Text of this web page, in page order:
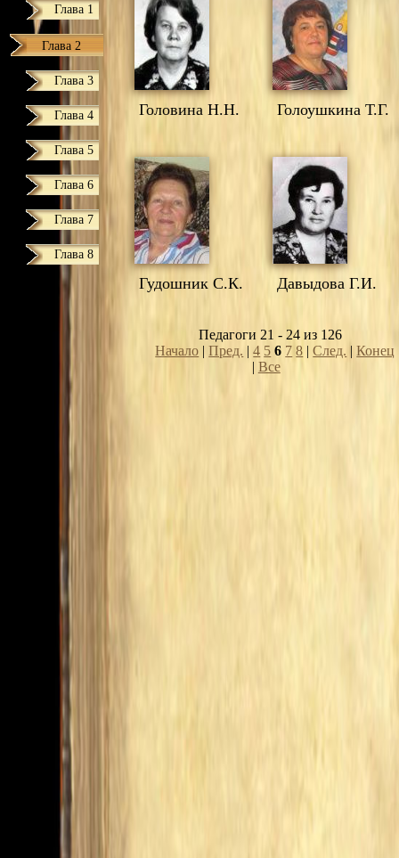
Глава 1
Глава 2
Глава 3
Глава 4
Глава 5
Глава 6
Глава 7
Глава 8
Головина Н.Н. Голоушкина Т.Г.
Гудошник С.К. Давыдова Г.И.
Педагоги 21 - 24 из 126
Начало |Пред. |4 5 6 7 8 |След. |Конец
| Все